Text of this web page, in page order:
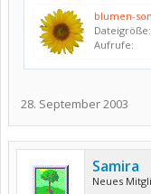
blumen-
Dateigröße:
Aufrufe:
28. September 2003
Samira
Neues